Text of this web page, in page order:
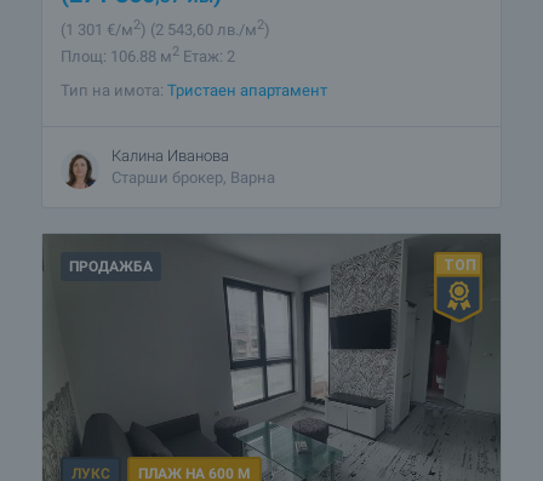
(1 301 €/м2) (2 543,60 лв./м2)
Площ: 106.88 м2 Етаж: 2
Тип на имота: Тристаен апартамент
Калина Иванова
Старши брокер, Варна
ПРОДАЖБА
ЛУКС ПЛАЖ НА 600 М